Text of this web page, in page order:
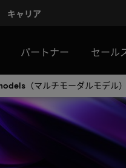
キャリア
パートナー セール
（マルチモーダルモデル）